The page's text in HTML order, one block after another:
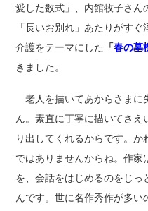
愛した数式」、内館牧子さ
「長いお別れ」あたりがす
介護をテーマにした 「春の墓
きました。
老人を描いてあからさまに
ん。素直に丁寧に描いてさ
り出してくれるからです。
ではありませんからね。作
を、会話をはじめるのをじ
んです。世に名作秀作が多